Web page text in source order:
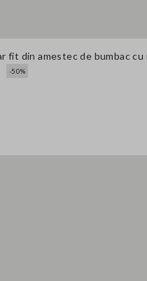
-50%